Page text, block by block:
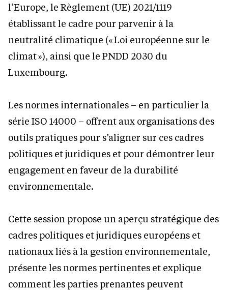
l’Europe, le Règlement (UE) 2021/1119
établissant le cadre pour parvenir à la
neutralité climatique (« Loi européenne sur le
climat »), ainsi que le PNDD 2030 du
Luxembourg.
Les normes internationales – en particulier la
série ISO 14000 – offrent aux organisations des
outils pratiques pour s’aligner sur ces cadres
politiques et juridiques et pour démontrer leur
engagement en faveur de la durabilité
environnementale.
Cette session propose un aperçu stratégique des
cadres politiques et juridiques européens et
nationaux liés à la gestion environnementale,
présente les normes pertinentes et explique
comment les parties prenantes peuvent